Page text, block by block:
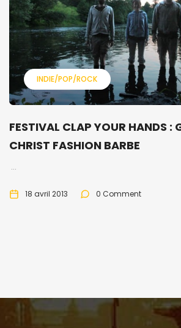
INDIE/POP/ROCK
FESTIVAL CLAP YOUR HANDS :
CHRIST FASHION BARBE
...
18 avril 2013 0 Comment